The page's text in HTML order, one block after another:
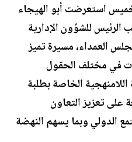
استعرضت أبو الهيجاء
للشؤون الإدارية
العمداء، مسيرة تميز
في مختلف الحقول
الخاصة بطلبة
تعزيز التعاون
الدولي وبما يسهم النهضة